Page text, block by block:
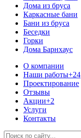
Дома из бруса
Каркасные бани
Бани из бруса
Беседки
Горки
Дома Барнхаус
О компании
Наши работы+24
Проектирование
Отзывы
Акции+2
Услуги
Контакты